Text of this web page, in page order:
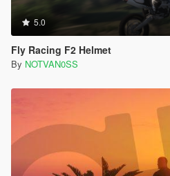
5.0
Fly Racing F2 Helmet
By NOTVAN0SS